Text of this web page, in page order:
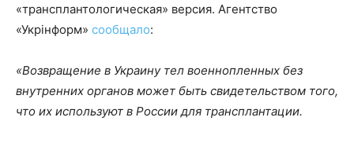
«трансплантологическая» версия. Агентство
«Укрінформ» сообщало:
«Возвращение в Украину тел военнопленных без
внутренних органов может быть свидетельством того,
что их используют в России для трансплантации.